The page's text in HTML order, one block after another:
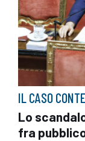
IL CASO CONTE
Lo
fra